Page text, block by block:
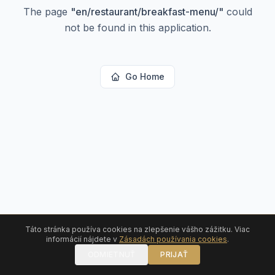
The page "en/restaurant/breakfast-menu/" could
not be found in this application.
Go Home
Táto stránka používa cookies na zlepšenie vášho zážitku. Viac
informácií nájdete v Zásadách používania cookies.
PRIJAŤREZERVOVAŤ